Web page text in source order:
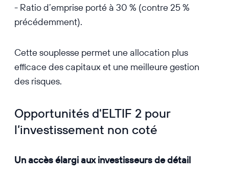
- Ratio d’emprise porté à 30 % (contre 25 %
précédemment).
Cette souplesse permet une allocation plus
efficace des capitaux et une meilleure gestion
des risques.
Opportunités d'ELTIF 2 pour
l’investissement non coté
Un accès élargi aux investisseurs de détail